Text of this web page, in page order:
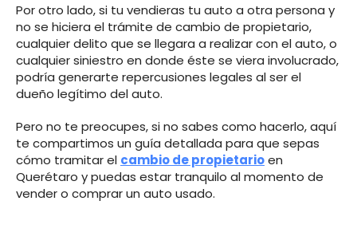
Por otro lado, si tu vendieras tu auto a otra persona y
no se hiciera el trámite de cambio de propietario,
cualquier delito que se llegara a realizar con el auto, o
cualquier siniestro en donde éste se viera involucrado,
podría generarte repercusiones legales al ser el
dueño legítimo del auto.
Pero no te preocupes, si no sabes como hacerlo, aquí
te compartimos un guía detallada para que sepas
cómo tramitar el cambio de propietarioen
Querétaro y puedas estar tranquilo al momento de
vender o comprar un auto usado.